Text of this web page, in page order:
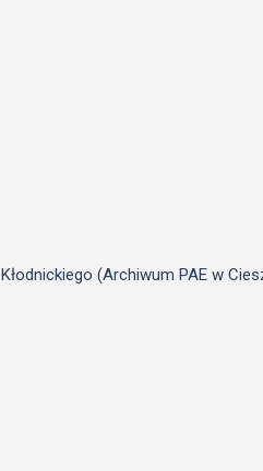
(Archiwum PAE w